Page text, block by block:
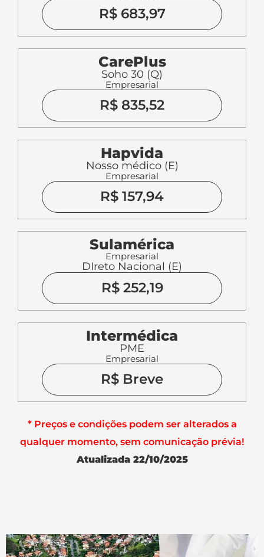
R$ 683,97
CarePlus
Soho 30 (Q)
Empresarial
R$ 835,52
Hapvida
Nosso médico (E)
Empresarial
R$ 157,94
Sulamérica
Empresarial
DIreto Nacional (E)
R$ 252,19
Intermédica
PME
Empresarial
R$ Breve
* Preços e condições podem ser alterados a
qualquer momento, sem comunicação prévia!
Atualizada 22/10/2025